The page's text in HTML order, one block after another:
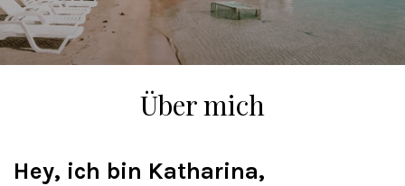
Über mich
Hey, ich bin Katharina,